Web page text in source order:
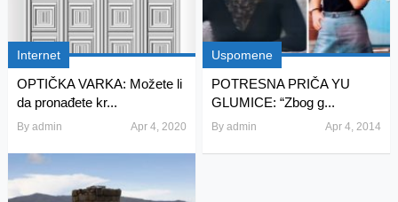
Internet
OPTIČKA VARKA: Možete li
da pronađete kr...
By admin Apr 4, 2020
Uspomene
POTRESNA PRIČA YU
GLUMICE: “Zbog g...
Byadmin Apr 4, 2014